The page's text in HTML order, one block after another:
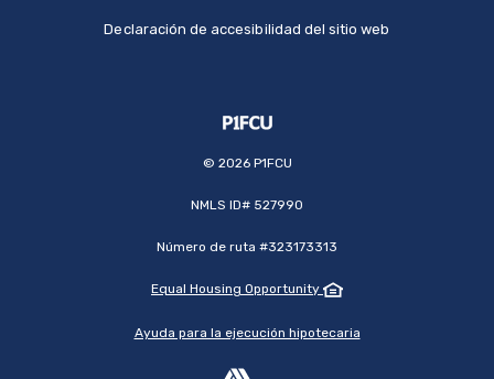
Declaración de accesibilidad del sitio web
© 2026P1FCU
NMLS ID# 527990
Número de ruta #323173313
Equal Housing Opportunity
Ayuda para la ejecución hipotecaria